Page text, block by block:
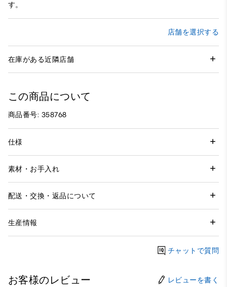
す。
店舗を選択する
在庫がある近隣店舗
この商品について
商品番号: 358768
仕様
素材・お手入れ
配送・交換・返品について
生産情報
チャットで質問
お客様のレビュー レビューを書く